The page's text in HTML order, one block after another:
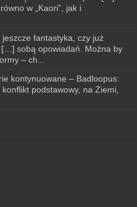
w „Kaori”, jak i
fantastyka, czy już
sobą opowiadań. Można by
– ch...
kontynuowane – Badloopus:
podstawowy, na Ziemi,